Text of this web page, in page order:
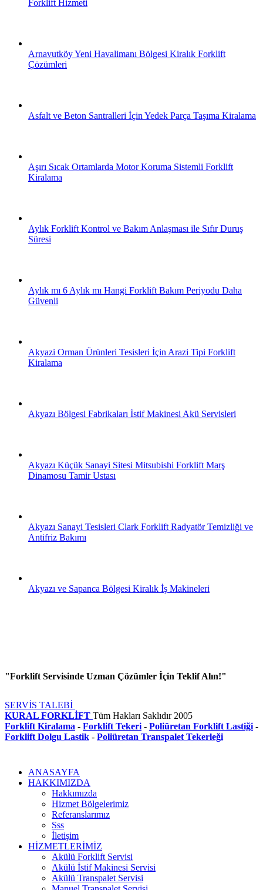
Forklift Hizmeti
Arnavutköy Yeni Havalimanı Bölgesi Kiralık Forklift
Çözümleri
Asfalt ve Beton Santralleri İçin Yedek Parça Taşıma Kiralama
Aşırı Sıcak Ortamlarda Motor Koruma Sistemli Forklift
Kiralama
Aylık Forklift Kontrol ve Bakım Anlaşması ile Sıfır Duruş
Süresi
Aylık mı 6 Aylık mı Hangi Forklift Bakım Periyodu Daha
Güvenli
Akyazi Orman Ürünleri Tesisleri İçin Arazi Tipi Forklift
Kiralama
Akyazı Bölgesi Fabrikaları İstif Makinesi Akü Servisleri
Akyazı Küçük Sanayi Sitesi Mitsubishi Forklift Marş
Dinamosu Tamir Ustası
Akyazı Sanayi Tesisleri Clark Forklift Radyatör Temizliği ve
Antifriz Bakımı
Akyazı ve Sapanca Bölgesi Kiralık İş Makineleri
"Forklift Servisinde Uzman Çözümler İçin Teklif Alın!"
SERVİS TALEBİ
KURAL FORKLİFT Tüm Hakları Saklıdır2005
Forklift Kiralama - Forklift Tekeri- Poliüretan Forklift Lastiği-
Forklift Dolgu Lastik - Poliüretan Transpalet Tekerleği
ANASAYFA
HAKKIMIZDA
Hakkımızda
Hizmet Bölgelerimiz
Referanslarımız
Sss
İletişim
HİZMETLERİMİZ
Akülü Forklift Servisi
Akülü İstif Makinesi Servisi
Akülü Transpalet Servisi